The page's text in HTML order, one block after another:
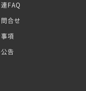
FAQ
合せ
項
告